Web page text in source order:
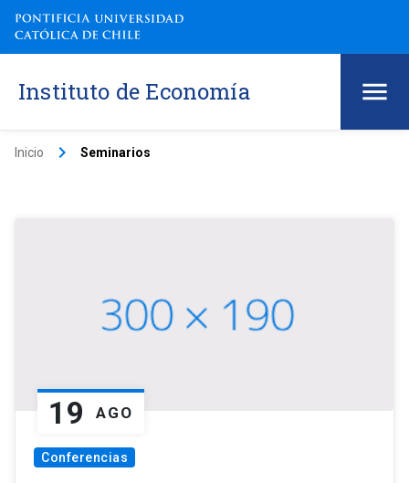
Instituto de Economía
Inicio keyboard_arrow_right Seminarios
19 AGO
Conferencias